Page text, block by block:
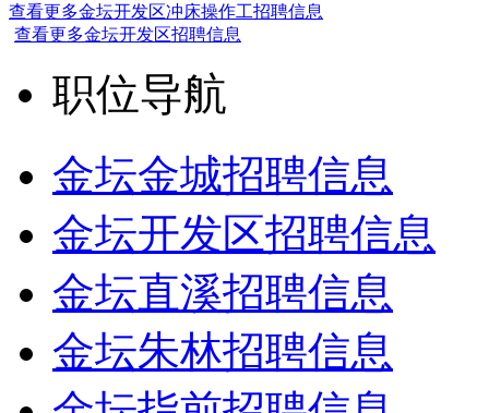
查看更多金坛开发区冲床操作工招聘信息
查看更多金坛开发区招聘信息
职位导航
金坛金城招聘信息
金坛开发区招聘信息
金坛直溪招聘信息
金坛朱林招聘信息